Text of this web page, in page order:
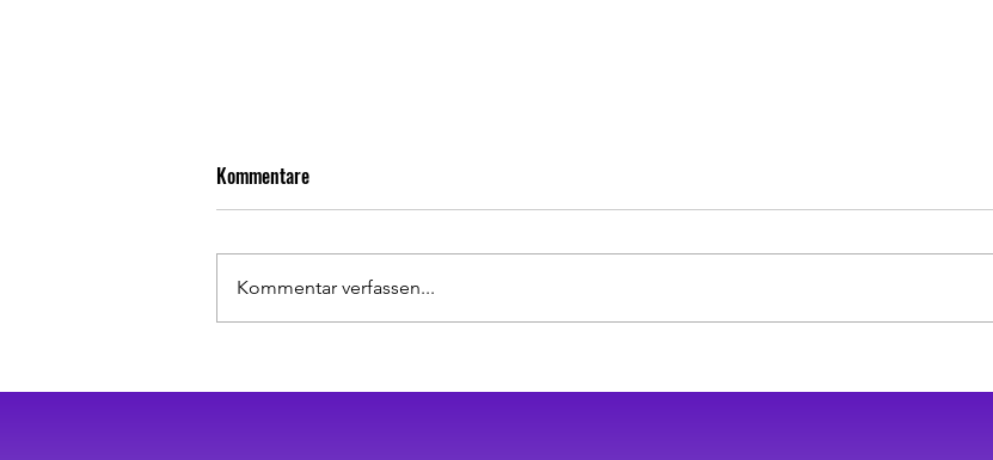
Viktoria 62 Bregenz KM
Kommentare
Kommentar verfassen...